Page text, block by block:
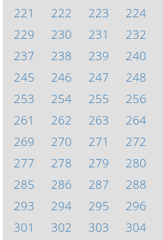
221
222 223 224
229
230 231 232
237
238 239 240
245
246 247 248
253
254 255 256
261
262 263 264
269
270 271 272
277
278 279 280
285
286 287 288
293
294 295 296
301
302 303 304